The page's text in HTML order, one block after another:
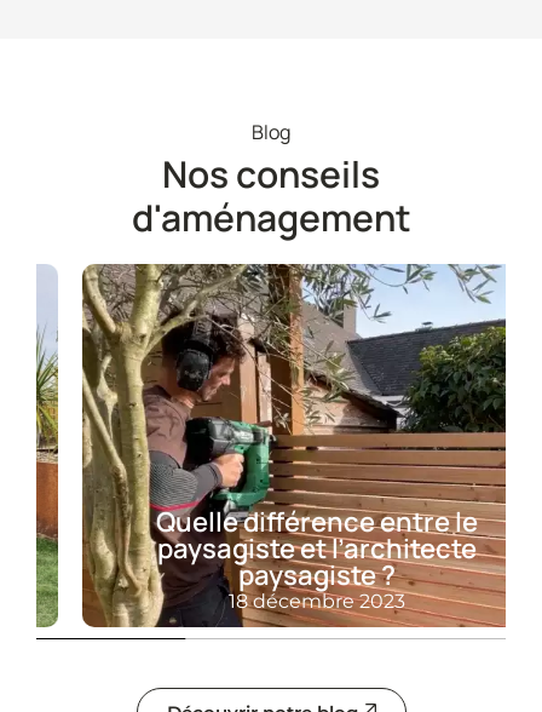
Blog
Nos conseils
d'aménagement
Quelle différence entre le
paysagiste et l’architecte
paysagiste ?
18 décembre 2023